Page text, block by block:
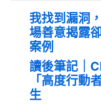
我找到漏洞
場善意揭露
案例
讀後筆記｜
「高度行動
生